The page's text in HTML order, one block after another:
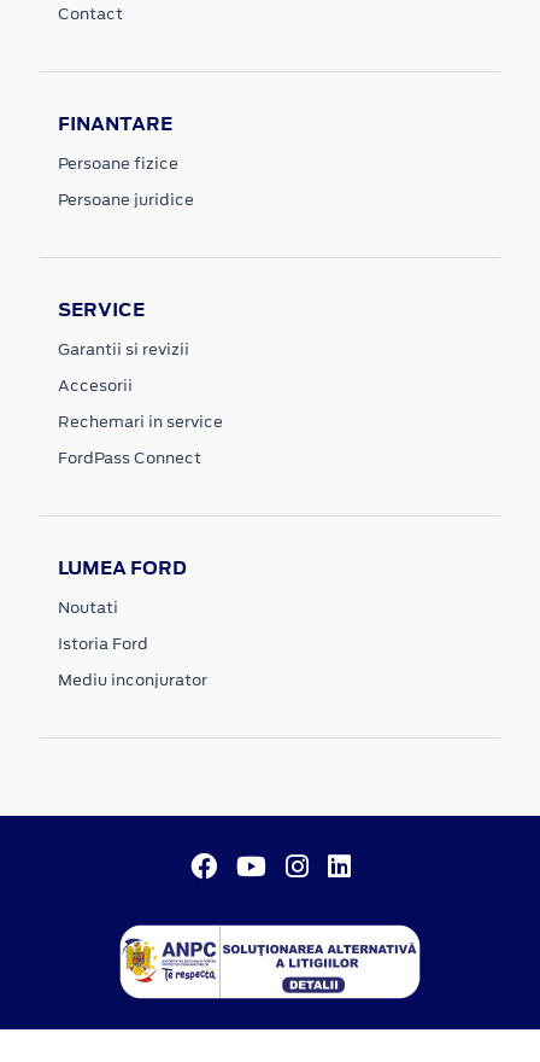
Contact
FINANTARE
Persoane fizice
Persoane juridice
SERVICE
Garantii si revizii
Accesorii
Rechemari in service
FordPass Connect
LUMEA FORD
Noutati
Istoria Ford
Mediu inconjurator